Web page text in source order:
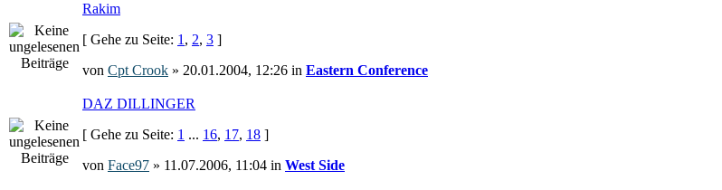
Rakim
[ Gehe zu Seite: 1 , 2, 3 ]
von Cpt Crook » 20.01.2004, 12:26 in Eastern Conference
DAZ DILLINGER
[ Gehe zu Seite: 1 ... 16, 17, 18 ]
von Face97 » 11.07.2006, 11:04 in West Side